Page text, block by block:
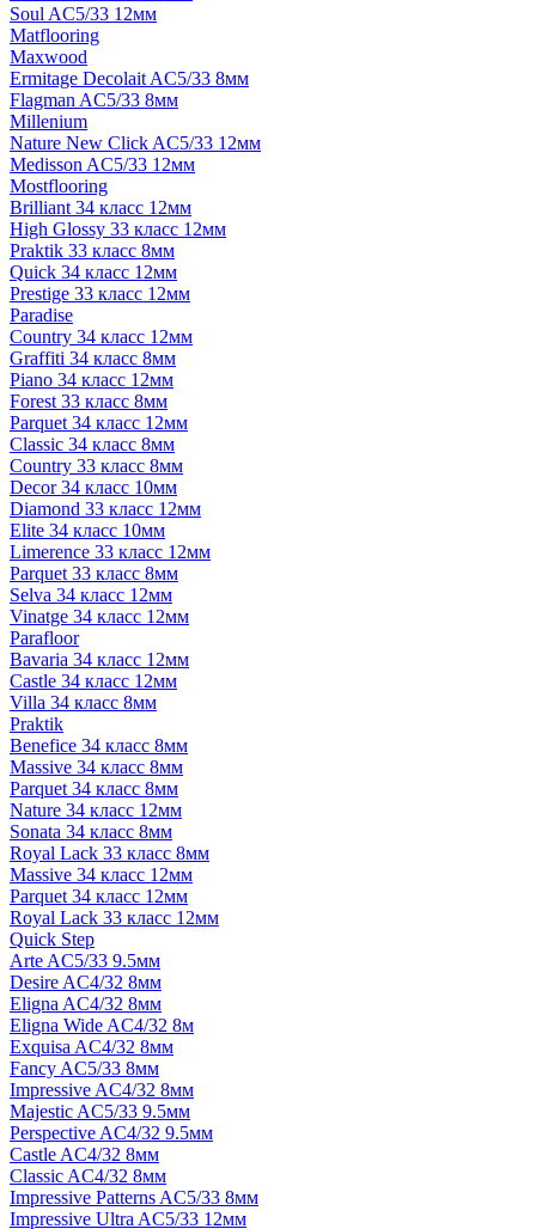
Soul AC5/33 12мм
Matflooring
Maxwood
Ermitage Decolait AC5/33 8мм
Flagman AC5/33 8мм
Millenium
Nature New Click AC5/33 12мм
Medisson AC5/33 12мм
Mostflooring
Brilliant 34 класс 12мм
High Glossy 33 класс 12мм
Praktik 33 класс 8мм
Quick 34 класс 12мм
Prestige 33 класс 12мм
Paradise
Country 34 класс 12мм
Graffiti 34 класс 8мм
Piano 34 класс 12мм
Forest 33 класс 8мм
Parquet 34 класс 12мм
Classic 34 класс 8мм
Country 33 класс 8мм
Decor 34 класс 10мм
Diamond 33 класс 12мм
Elite 34 класс 10мм
Limerence 33 класс 12мм
Parquet 33 класс 8мм
Selva 34 класс 12мм
Vinatge 34 класс 12мм
Parafloor
Bavaria 34 класс 12мм
Castle 34 класс 12мм
Villa 34 класс 8мм
Praktik
Benefice 34 класс 8мм
Massive 34 класс 8мм
Parquet 34 класс 8мм
Nature 34 класс 12мм
Sonata 34 класс 8мм
Royal Lack 33 класс 8мм
Massive 34 класс 12мм
Parquet 34 класс 12мм
Royal Lack 33 класс 12мм
Quick Step
Arte AC5/33 9.5мм
Desire AC4/32 8мм
Eligna AC4/32 8мм
Eligna Wide AC4/32 8м
Exquisa AC4/32 8мм
Fancy AC5/33 8мм
Impressive AC4/32 8мм
Majestic AC5/33 9.5мм
Perspective AC4/32 9.5мм
Castle AC4/32 8мм
Classic AC4/32 8мм
Impressive Patterns AC5/33 8мм
Impressive Ultra AC5/33 12мм